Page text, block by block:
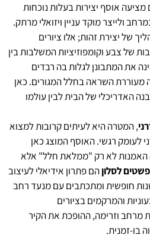
אוסף יצירות בעלות נוכחות
ולייצר מוקד עניין ויזואלי מרתק.
של יצירת זהות; אלו ציורים
של צבע וקומפוזיציות המשלבות בין
את המתבונן לגלות בה רבדים
מעוררת השראה בחלל המגורים. כאן
האדריכלי של הבית לבין עולמו
, המטרה היא לעיתים קרובות למצוא
לעומק רגשי. האוסף המוצג כאן
האמנות לא רק "ממלאת חלל" אלא
לסלוןהם פתרון אידיאלי לעיצוב
חופשית ומתכתבים עם מנעד רחב
והמרקמים בציורים
מרחב וזרימה, ההופכת את הקיר
בו-זמנית.